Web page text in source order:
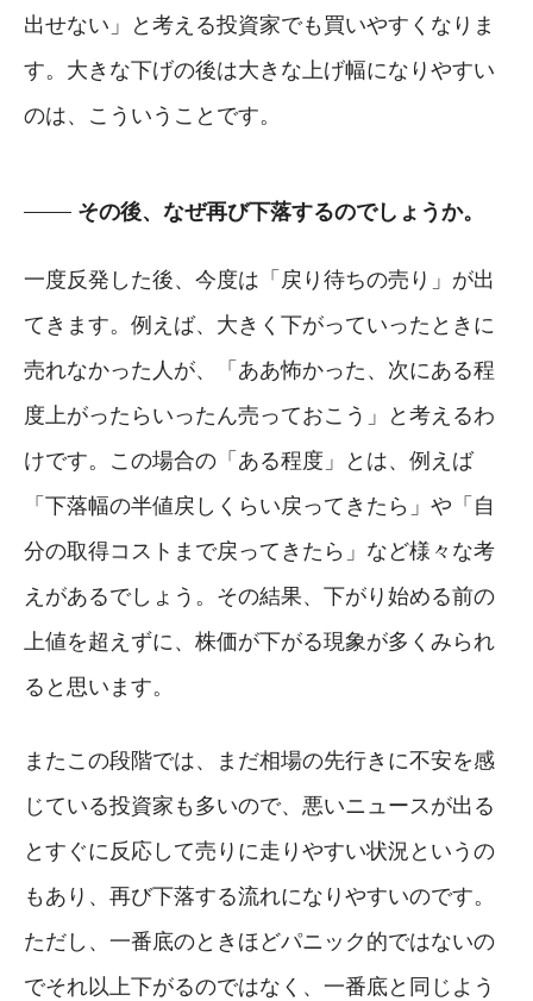
出せない」と考える投資家でも買いやすくなりま
す。大きな下げの後は大きな上げ幅になりやすい
のは、こういうことです。
その後、なぜ再び下落するのでしょうか。
一度反発した後、今度は「戻り待ちの売り」が出
てきます。例えば、大きく下がっていったときに
売れなかった人が、「ああ怖かった、次にある程
度上がったらいったん売っておこう」と考えるわ
けです。この場合の「ある程度」とは、例えば
「下落幅の半値戻しくらい戻ってきたら」や「自
分の取得コストまで戻ってきたら」など様々な考
えがあるでしょう。その結果、下がり始める前の
上値を超えずに、株価が下がる現象が多くみられ
ると思います。
またこの段階では、まだ相場の先行きに不安を感
じている投資家も多いので、悪いニュースが出る
とすぐに反応して売りに走りやすい状況というの
もあり、再び下落する流れになりやすいのです。
ただし、一番底のときほどパニック的ではないの
でそれ以上下がるのではなく、一番底と同じよう